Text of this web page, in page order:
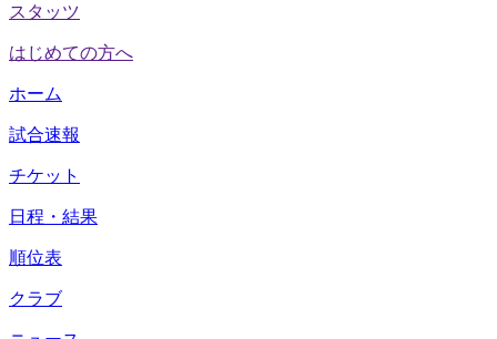
スタッツ
はじめての方へ
ホーム
試合速報
チケット
日程・結果
順位表
クラブ